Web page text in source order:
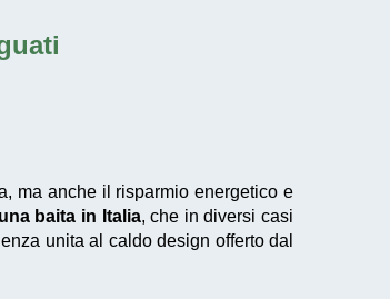
ma anche il risparmio energetico e
baita in Italia, che in diversi casi
unita al caldo design offerto dal